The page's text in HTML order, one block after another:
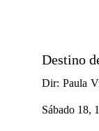
Destino
Dir: Paula
Sábado 18,